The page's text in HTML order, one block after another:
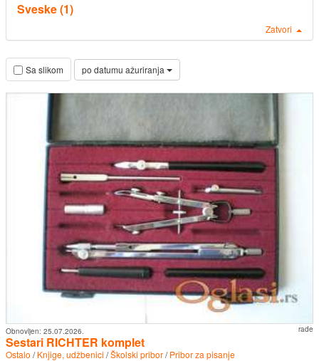
Sveske (1)
Zatvori
Sa slikom po datumu ažuriranja
rade
Obnovljen: 25.07.2026.
Sestari RICHTER komplet
Ostalo /Knjige, udžbenici /Školski pribor/Pribor za pisanje